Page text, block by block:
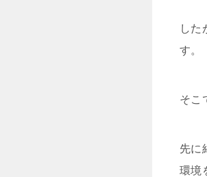
した
す。
そこ
先に
環境